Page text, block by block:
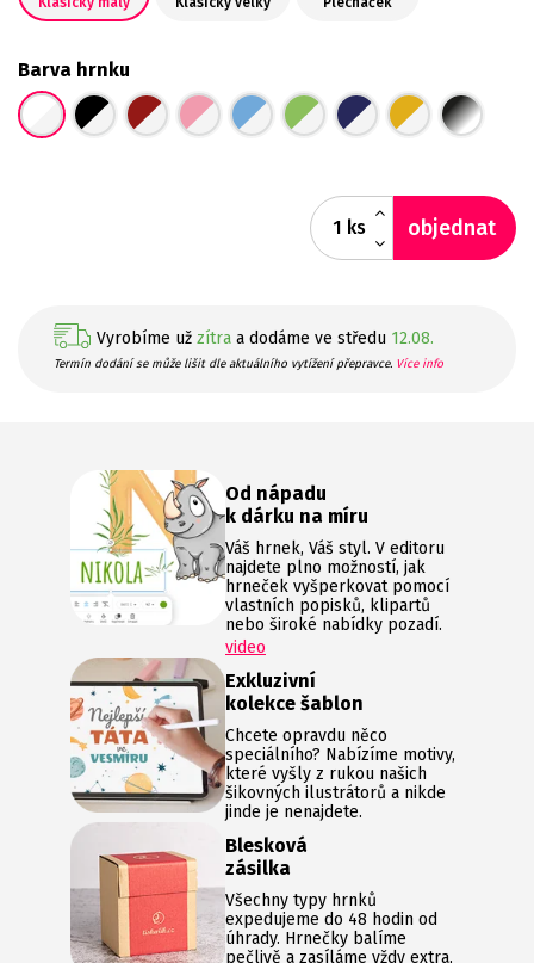
Barva hrnku
ks objednat
Vyrobíme už zítra a dodáme ve středu 12.08.
Termín dodání se může lišit dle aktuálního vytížení přepravce. Více info
Od nápadu
k dárku na míru
Váš hrnek, Váš styl. V editoru
najdete plno možností, jak
hrneček vyšperkovat pomocí
vlastních popisků, klipartů
nebo široké nabídky pozadí.
video
Exkluzivní
kolekce šablon
Chcete opravdu něco
speciálního? Nabízíme motivy,
které vyšly z rukou našich
šikovných ilustrátorů a nikde
jinde je nenajdete.
Blesková
zásilka
Všechny typy hrnků
expedujeme do 48 hodin od
úhrady. Hrnečky balíme
pečlivě a zasíláme vždy extra,